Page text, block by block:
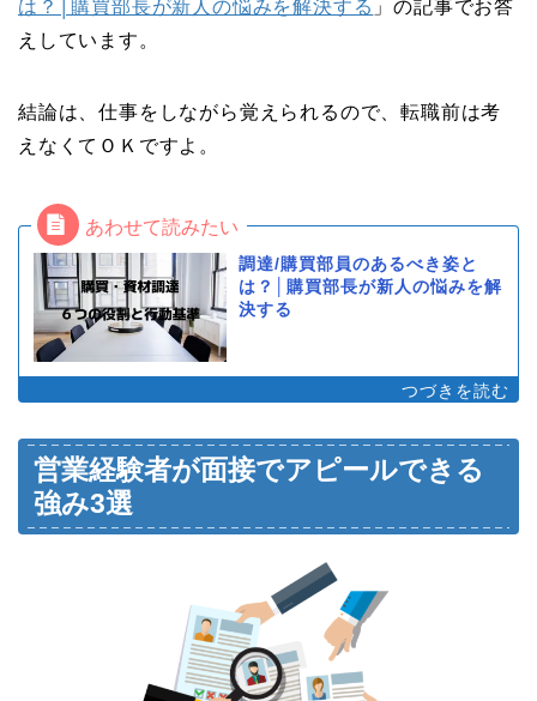
は？│購買部長が新人の悩みを解決する 」の記事でお答
えしています。
結論は、仕事をしながら覚えられるので、転職前は考
えなくてＯＫですよ。
調達/購買部員のあるべき姿と
は？│購買部長が新人の悩みを解
決する
営業経験者が面接でアピールできる
強み3選